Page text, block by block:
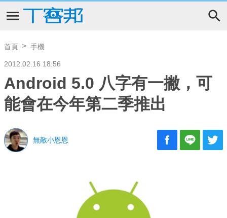
首頁 手機
2012.02.16 18:56
Android 5.0 八字有一撇，可
能會在今年第二季推出
無敵小恩恩